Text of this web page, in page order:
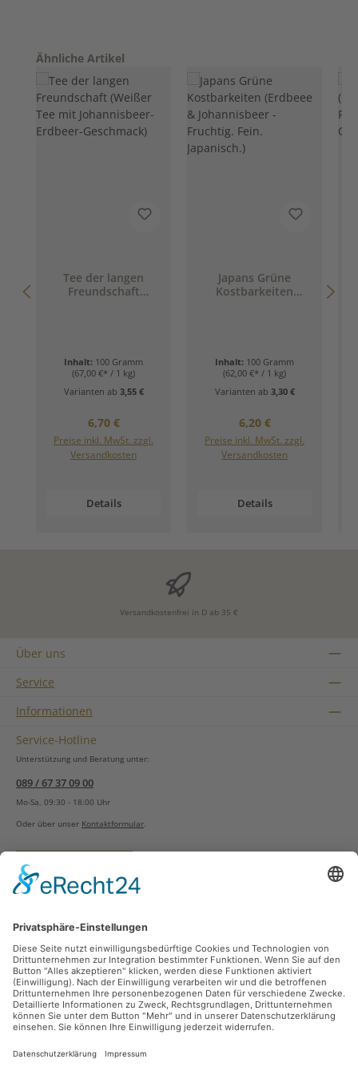
Produktgalerie überspringen
Ähnliche Artikel
Tee der langen
Freundschaft
Inhalt: 100 Gramm
(67,00 €* / 1 kg)
Varianten ab 3,55 €
Regulärer Preis:
6,70 €
Preise inkl. MwSt. zzgl.
Versandkosten
Details
Japans Grüne
Kostbarkeiten
Inhalt: 100 Gramm
(62,00 €* / 1 kg)
Varianten ab 3,30 €
Regulärer Preis:
6,20 €
Preise inkl. MwSt. zzgl.
Versandkosten
Details
Versandkostenfrei in D ab 35 €
Über uns
Service
Informationen
Service-Hotline
Unterstützung und Beratung unter:
089 / 67 37 09 00
Mo-Sa, 09:30 - 18:00 Uhr
Oder über unser Kontaktformular.
Vertrag widerrufen
Zahlungsarten
Sicher Einkaufen
Ladengeschäft
Newsletter